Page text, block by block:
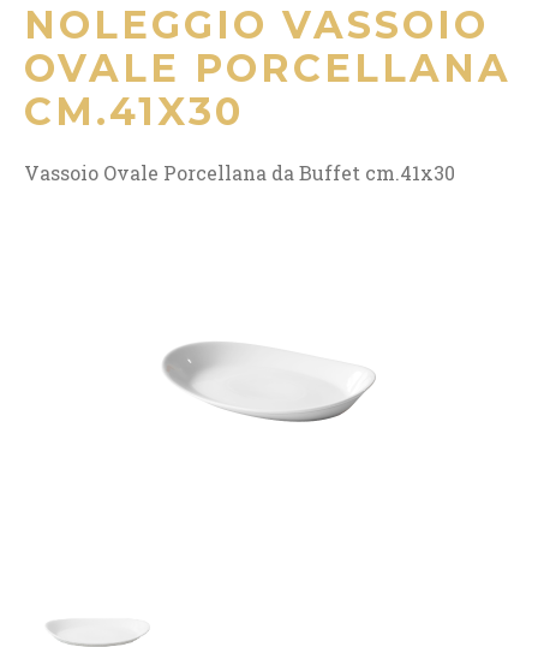
NOLEGGIO VASSOIO
OVALE PORCELLANA
CM.41X30
Vassoio Ovale Porcellana da Buffet cm.41x30